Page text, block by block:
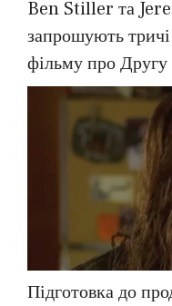
Ben Stiller та
запрошують
фільму про Другу
Підготовка до